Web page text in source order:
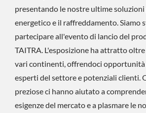
presentando le nostre ultime
energetico e il raffreddamento. Siamo
partecipare all'evento di lancio del
TAITRA. L'esposizione ha attratto
vari continenti, offrendoci opportunità
esperti del settore e potenziali clienti.
preziose ci hanno aiutato a
esigenze del mercato e a plasmare le